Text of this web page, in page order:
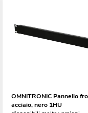
OMNITRONIC Pannello
acciaio, nero 1HU